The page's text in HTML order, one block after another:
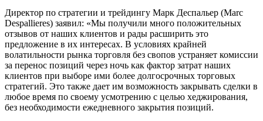
Директор по стратегии и трейдингу Марк Деспальер (Marc
Despallieres) заявил: «Мы получили много положительных
отзывов от наших клиентов и рады расширить это
предложение в их интересах. В условиях крайней
волатильности рынка торговля без свопов устраняет комиссии
за перенос позиций через ночь как фактор затрат наших
клиентов при выборе ими более долгосрочных торговых
стратегий. Это также дает им возможность закрывать сделки в
любое время по своему усмотрению с целью хеджирования,
без необходимости ежедневного закрытия позиций.